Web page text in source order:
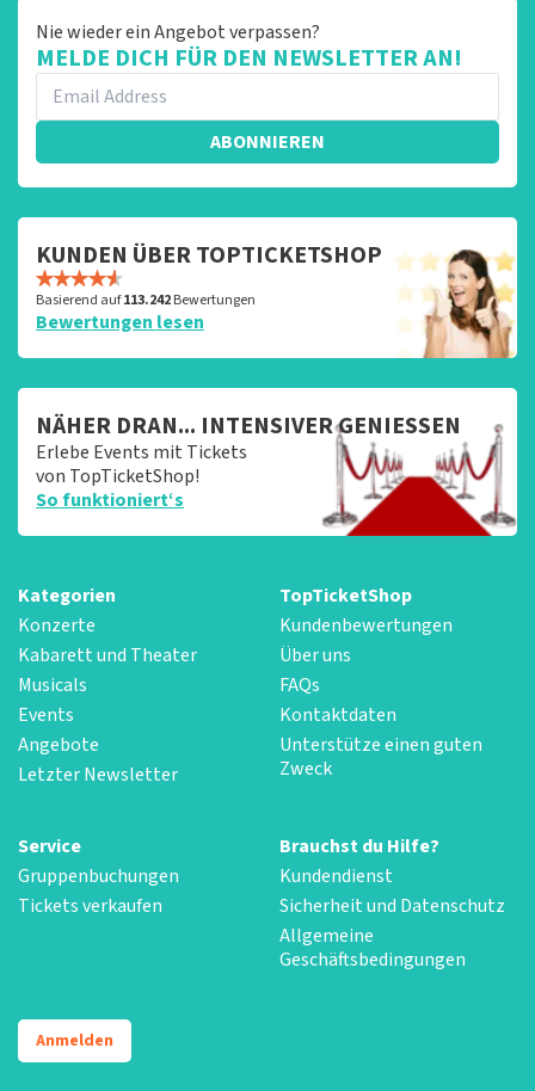
Nie wieder ein Angebot verpassen?
MELDE DICH FÜR DEN NEWSLETTER AN!
ABONNIEREN
KUNDEN ÜBER TOPTICKETSHOP
Basierend auf113.242Bewertungen
Bewertungen lesen
NÄHER DRAN... INTENSIVER GENIESSEN
Erlebe Events mit Tickets
von TopTicketShop!
So funktioniert‘s
Kategorien
Konzerte
Kabarett und Theater
Musicals
Events
Angebote
Letzter Newsletter
TopTicketShop
Kundenbewertungen
Über uns
FAQs
Kontaktdaten
Unterstütze einen guten
Zweck
Service
Gruppenbuchungen
Tickets verkaufen
Brauchst du Hilfe?
Kundendienst
Sicherheit und Datenschutz
Allgemeine
Geschäftsbedingungen
Anmelden